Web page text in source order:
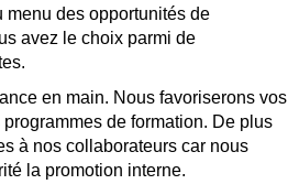
menu des opportunités de
avez le choix parmi de
en main. Nous favoriserons vos
de formation. De plus
à nos collaborateurs car nous
la promotion interne.